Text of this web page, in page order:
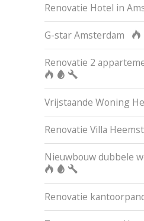
Renovatie Hotel in
G-star Amsterdam
Renovatie 2
Vrijstaande Woning
Renovatie Villa
Nieuwbouw dubbele
Renovatie